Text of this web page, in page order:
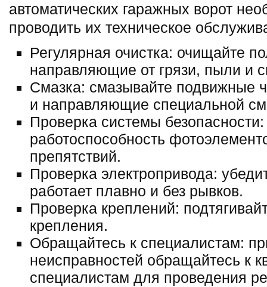
автоматических гаражных ворот
проводить их техническое
Регулярная очистка: очищайте
направляющие от грязи, пыли и
Смазка: смазывайте подвижные
и направляющие специальной
Проверка системы
работоспособность
препятствий.
Проверка электропривода:
работает плавно и без рывков.
Проверка креплений:
крепления.
Обращайтесь к специалистам:
неисправностей обращайтесь к
специалистам для проведения